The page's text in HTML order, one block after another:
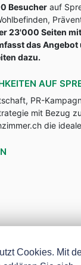
Besucher auf
23'000 Seiten
das Angebot
dazu.
AUF
PR-
mit Bezug
die
Cookies. Mit